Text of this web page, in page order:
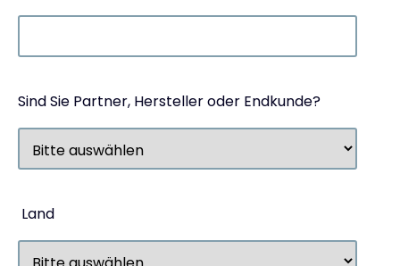
Sind Sie Partner, Hersteller oder Endkunde?
Land